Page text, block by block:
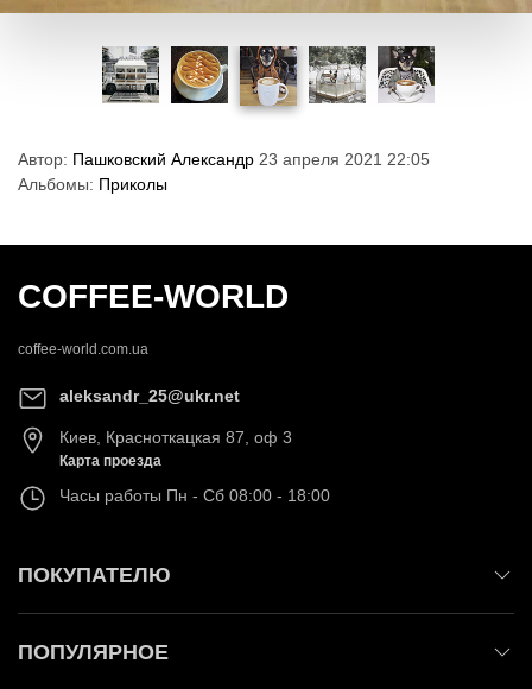
Автор: Пашковский Александр 23 апреля 2021 22:05
Альбомы: Приколы
COFFEE-WORLD
coffee-world.com.ua
aleksandr_25@ukr.net
Киев Красноткацкая 87, оф 3
Карта проезда
Часы работы Пн - Сб 08:00 - 18:00
ПОКУПАТЕЛЮ
ПОПУЛЯРНОЕ